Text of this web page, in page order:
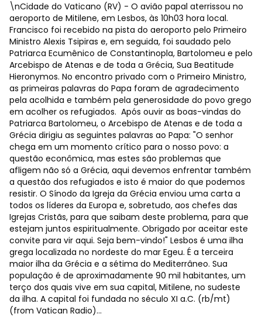
\nCidade do Vaticano (RV) - O avião papal aterrissou no
aeroporto de Mitilene, em Lesbos, às 10h03 hora local.
Francisco foi recebido na pista do aeroporto pelo Primeiro
Ministro Alexis Tsipiras e, em seguida, foi saudado pelo
Patriarca Ecumênico de Constantinopla, Bartolomeu e pelo
Arcebispo de Atenas e de toda a Grécia, Sua Beatitude
Hieronymos. No encontro privado com o Primeiro Ministro,
as primeiras palavras do Papa foram de agradecimento
pela acolhida e também pela generosidade do povo grego
em acolher os refugiados. Após ouvir as boas-vindas do
Patriarca Bartolomeu, o Arcebispo de Atenas e de toda a
Grécia dirigiu as seguintes palavras ao Papa: "O senhor
chega em um momento crítico para o nosso povo: a
questão econômica, mas estes são problemas que
afligem não só a Grécia, aqui devemos enfrentar também
a questão dos refugiados e isto é maior do que podemos
resistir. O Sínodo da Igreja da Grécia enviou uma carta a
todos os líderes da Europa e, sobretudo, aos chefes das
Igrejas Cristãs, para que saibam deste problema, para que
estejam juntos espiritualmente. Obrigado por aceitar este
convite para vir aqui. Seja bem-vindo!" Lesbos é uma ilha
grega localizada no nordeste do mar Egeu. É a terceira
maior ilha da Grécia e a sétima do Mediterrâneo. Sua
população é de aproximadamente 90 mil habitantes, um
terço dos quais vive em sua capital, Mitilene, no sudeste
da ilha. A capital foi fundada no século XI a.C. (rb/mt)
(from Vatican Radio)...